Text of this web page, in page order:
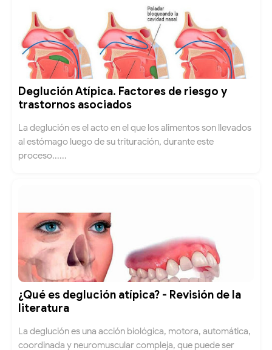
Deglución Atípica. Factores de riesgo y
trastornos asociados
La deglución es el acto en el que los alimentos son llevados
al estómago luego de su trituración, durante este
proceso......
¿Qué es deglución atípica? - Revisión de la
literatura
La deglución es una acción biológica, motora, automática,
coordinada y neuromuscular compleja, que puede ser